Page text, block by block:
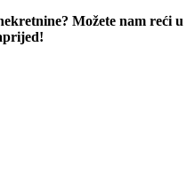
Možete nam reći u